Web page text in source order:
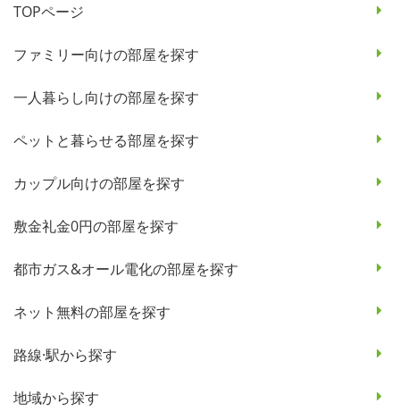
TOPページ
ファミリー向けの部屋を探す
一人暮らし向けの部屋を探す
ペットと暮らせる部屋を探す
カップル向けの部屋を探す
敷金礼金0円の部屋を探す
都市ガス&オール電化の部屋を探す
ネット無料の部屋を探す
路線·駅から探す
地域から探す